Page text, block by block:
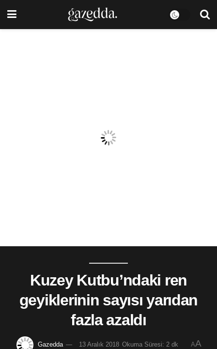
Kuzey Kutbu’ndaki ren
geyiklerinin sayısı yarıdan
fazla azaldı
Gazedda 13 Aralık 2018 Okuma Süresi: 2 dk AA